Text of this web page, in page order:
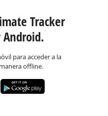
Tracker
Android.
para acceder a la
offline.